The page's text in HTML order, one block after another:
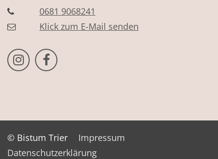
0681 9068241
Klick zum E-Mail senden
Bistum Trier auf Instragram
Bistum Trier auf Facebook
© Bistum Trier
Impressum
Datenschutzerklärung